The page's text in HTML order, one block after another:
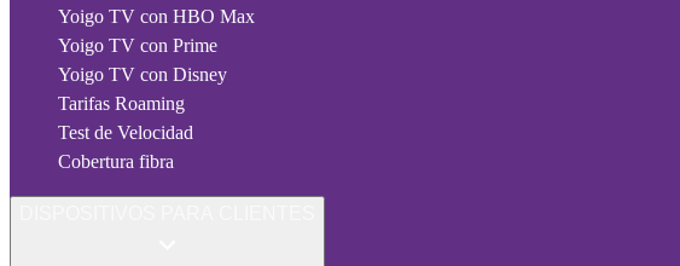
Yoigo TV con HBO Max
Yoigo TV con Prime
Yoigo TV con Disney
Tarifas Roaming
Test de Velocidad
Cobertura fibra